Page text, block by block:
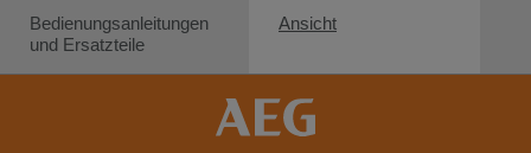
Bedienungsanleitungen
und Ersatzteile
Ansicht